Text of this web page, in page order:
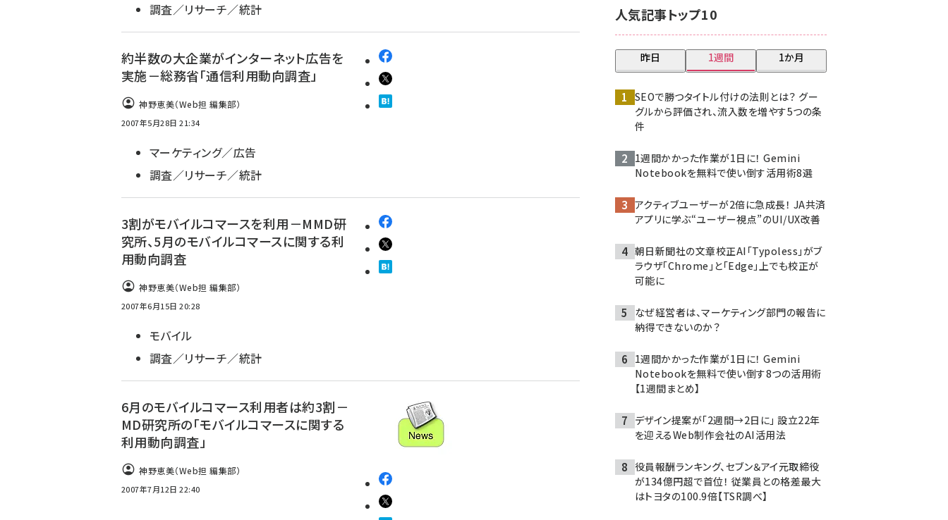
調査／リサーチ／統計
約半数の大企業がインターネット広告を
実施－総務省「通信利用動向調査」
神野恵美（Web担 編集部）
2007年5月28日 21:34
マーケティング／広告
調査／リサーチ／統計
3割がモバイルコマースを利用－MMD研
究所、5月のモバイルコマースに関する利
用動向調査
神野恵美（Web担 編集部）
2007年6月15日 20:28
モバイル
調査／リサーチ／統計
6月のモバイルコマース利用者は約3割－
MD研究所の「モバイルコマースに関する
利用動向調査」
神野恵美（Web担 編集部）
2007年7月12日 22:40
人気記事トップ10
昨日 1週間 1か月
SEOで勝つタイトル付けの法則とは？ グー
グルから評価され、流入数を増やす5つの条
件
1週間かかった作業が1日に！ Gemini
Notebookを無料で使い倒す活用術8選
アクティブユーザーが2倍に急成長！ JA共済
アプリに学ぶ“ユーザー視点”のUI/UX改善
朝日新聞社の文章校正AI「Typoless」がブ
ラウザ「Chrome」と「Edge」上でも校正が
可能に
なぜ経営者は、マーケティング部門の報告に
納得できないのか？
1週間かかった作業が1日に！ Gemini
Notebookを無料で使い倒す8つの活用術
【1週間まとめ】
デザイン提案が「2週間→2日に」 設立22年
を迎えるWeb制作会社のAI活用法
役員報酬ランキング、セブン＆アイ元取締役
が134億円超で首位！ 従業員との格差最大
はトヨタの100.9倍【TSR調べ】